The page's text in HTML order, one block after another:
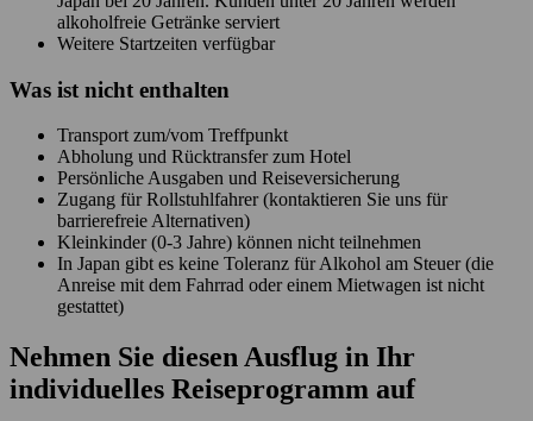
alkoholfreie Getränke serviert
Weitere Startzeiten verfügbar
Was ist nicht enthalten
Transport zum/vom Treffpunkt
Abholung und Rücktransfer zum Hotel
Persönliche Ausgaben und Reiseversicherung
Zugang für Rollstuhlfahrer (kontaktieren Sie uns für
barrierefreie Alternativen)
Kleinkinder (0-3 Jahre) können nicht teilnehmen
In Japan gibt es keine Toleranz für Alkohol am Steuer (die
Anreise mit dem Fahrrad oder einem Mietwagen ist nicht
gestattet)
Nehmen Sie diesen Ausflug in Ihr
individuelles Reiseprogramm auf